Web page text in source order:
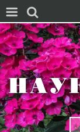
 